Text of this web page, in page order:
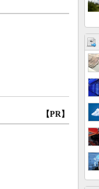
【PR】